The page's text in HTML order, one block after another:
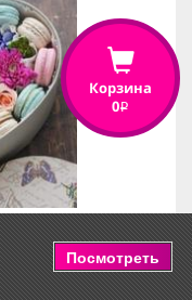
Корзина
0i
Посмотреть